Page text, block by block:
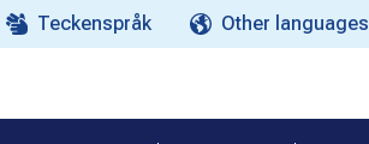
Teckenspråk Other languages